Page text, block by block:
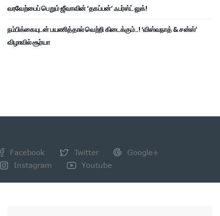
வரவேற்பைப் பெறும் ஜீவாவின் ‘தகப்பன்’ ஃபர்ஸ்ட் லுக்!
நம்பிக்கையுடன் பயணித்தால் வெற்றி கிடைக்கும்..! ‘விஸ்வநாத் & சன்ஸ்’
விழாவில் சூர்யா
Facebook Twitter
Google+
Instagram
Youtube